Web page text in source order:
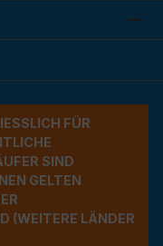
FÜR G
A
SIND A
GELTEN A
LÄNDER NU